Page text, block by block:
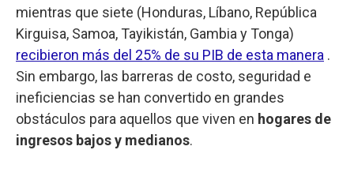
mientras que siete (Honduras, Líbano, República
Kirguisa, Samoa, Tayikistán, Gambia y Tonga)
recibieron más del 25% de su PIB de esta manera .
Sin embargo, las barreras de costo, seguridad e
ineficiencias se han convertido en grandes
obstáculos para aquellos que viven en hogares de
ingresos bajos y medianos.